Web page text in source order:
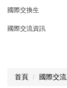
國際交換生
國際交流資訊
首頁 國際交流